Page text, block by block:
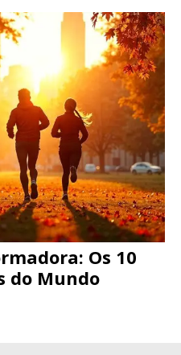
Os 10
do Mundo